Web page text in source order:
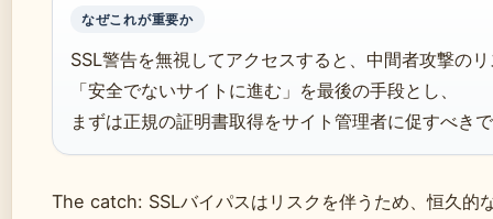
なぜこれが重要か
SSL警告を無視してアクセスすると、中間者攻撃の
「安全でないサイトに進む」を最後の手段とし、
まずは正規の証明書取得をサイト管理者に促すべき
The catch: SSLバイパスはリスクを伴うため、恒久的